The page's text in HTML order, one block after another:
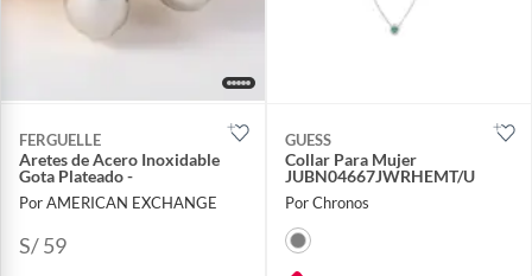
FERGUELLE
Aretes de Acero Inoxidable
Gota Plateado -
Por AMERICAN EXCHANGE
S/ 59
GUESS
Collar Para Mujer
JUBN04667JWRHEMT/U
Por Chronos